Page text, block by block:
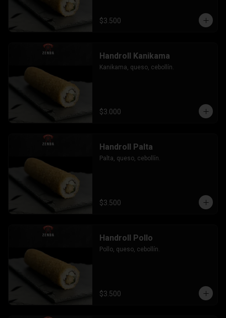
$3.500
Handroll Kanikama
Kanikama, queso, cebollín.
$3.000
Handroll Palta
Palta, queso, cebollín.
$3.500
Handroll Pollo
Pollo, queso, cebollín.
$3.500